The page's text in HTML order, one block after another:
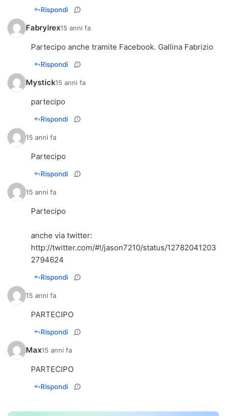
Rispondi
Fabryirex15 anni fa
Partecipo anche tramite Facebook. Gallina Fabrizio
Rispondi
Mystick15 anni fa
partecipo
Rispondi
15 anni fa
Partecipo
Rispondi
15 anni fa
Partecipo
http://twitter.com/#!/jason7210/status/12782041203
2794624
Rispondi
15 anni fa
PARTECIPO
Rispondi
Max15 anni fa
PARTECIPO
Rispondi